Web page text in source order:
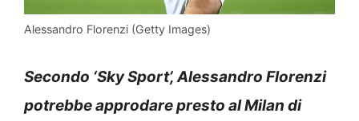
Alessandro Florenzi (Getty Images)
Secondo ‘Sky Sport’, Alessandro Florenzi
potrebbe approdare presto al Milan di